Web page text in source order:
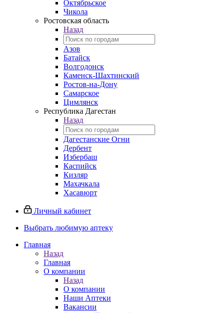
Октябрьское
Чикола
Ростовская область
Назад
Азов
Батайск
Волгодонск
Каменск-Шахтинский
Ростов-на-Дону
Самарское
Цимлянск
Республика Дагестан
Назад
Дагестанские Огни
Дербент
Избербаш
Каспийск
Кизляр
Махачкала
Хасавюрт
Личный кабинет
Выбрать любимую аптеку
Главная
Назад
Главная
О компании
Назад
О компании
Наши Аптеки
Вакансии